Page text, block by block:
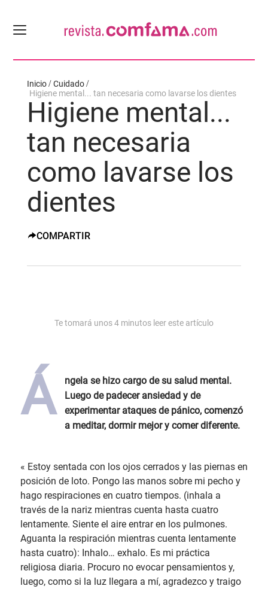
Inicio
Cuidado
Higiene mental... tan necesaria como lavarse los dientes
Higiene mental...
tan necesaria
como lavarse los
dientes
COMPARTIR
Te tomará unos4 minutos leer este artículo
Á
ngela se hizo cargo de su salud mental.
Luego de padecer ansiedad y de
experimentar ataques de pánico, comenzó
a meditar, dormir mejor y comer diferente.
« Estoy sentada con los ojos cerrados y las piernas en
posición de loto. Pongo las manos sobre mi pecho y
hago respiraciones en cuatro tiempos. (inhala a
través de la nariz mientras cuenta hasta cuatro
lentamente. Siente el aire entrar en los pulmones.
Aguanta la respiración mientras cuenta lentamente
hasta cuatro): Inhalo… exhalo. Es mi práctica
religiosa diaria. Procuro no evocar pensamientos y,
luego, como si la luz llegara a mí, agradezco y traigo